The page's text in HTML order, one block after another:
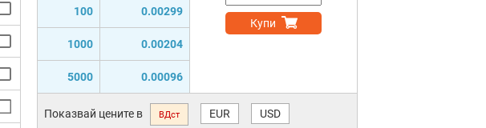
100 0.00299
1000 0.00204
5000 0.00096
Купи
Показвай цените в ВДст EUR USD